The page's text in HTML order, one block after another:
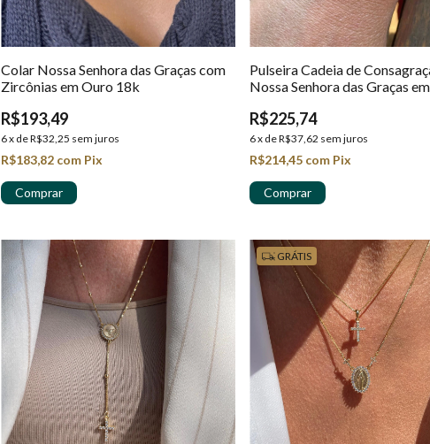
Colar Nossa Senhora das Graças com
Zircônias em Ouro 18k
R$193,49
6x deR$32,25 sem juros
R$183,82 com Pix
Pulseira Cadeia de
Nossa Senhora das Graças
R$225,74
6x deR$37,62 sem juros
R$214,45 com Pix
GRÁTIS